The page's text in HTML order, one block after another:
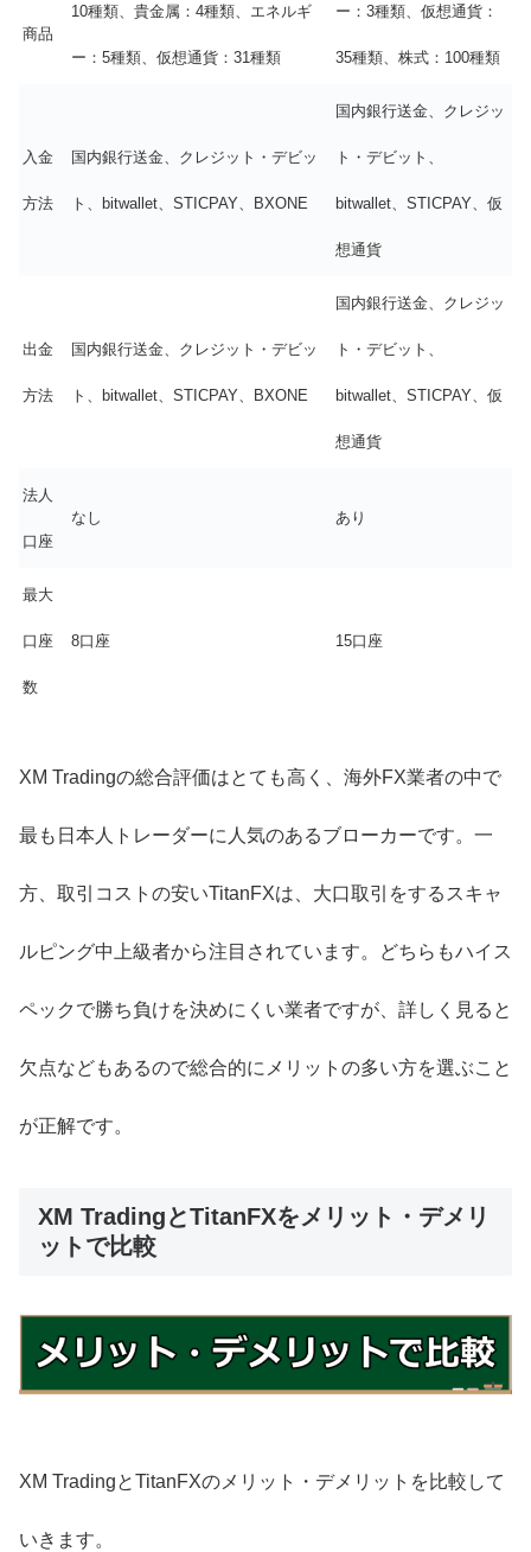
商品
10種類、貴金属：4種類、エネルギ
ー：5種類、仮想通貨：31種類
ー：3種類、仮想通貨：
35種類、株式：100種類
入金
方法
国内銀行送金、クレジット・デビッ
ト、bitwallet、STICPAY、BXONE
国内銀行送金、クレジッ
ト・デビット、
bitwallet、STICPAY、仮
想通貨
出金
方法
国内銀行送金、クレジット・デビッ
ト、bitwallet、STICPAY、BXONE
国内銀行送金、クレジッ
ト・デビット、
bitwallet、STICPAY、仮
想通貨
法人
口座
なし あり
最大
口座
数
8口座 15口座
XM Tradingの総合評価はとても高く、海外FX業者の中で
最も日本人トレーダーに人気のあるブローカーです。一
方、取引コストの安いTitanFXは、大口取引をするスキャ
ルピング中上級者から注目されています。どちらもハイス
ペックで勝ち負けを決めにくい業者ですが、詳しく見ると
欠点などもあるので総合的にメリットの多い方を選ぶこと
が正解です。
XM TradingとTitanFXをメリット・デメリ
ットで比較
XM TradingとTitanFXのメリット・デメリットを比較して
いきます。